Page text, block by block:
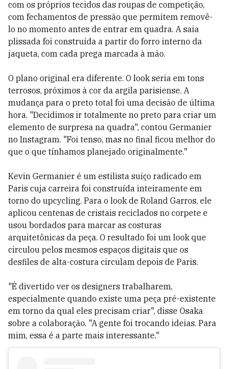
com os próprios tecidos das roupas de competição,
com fechamentos de pressão que permitem removê-
lo no momento antes de entrar em quadra. A saia
plissada foi construída a partir do forro interno da
jaqueta, com cada prega marcada à mão.
O plano original era diferente. O look seria em tons
terrosos, próximos à cor da argila parisiense. A
mudança para o preto total foi uma decisão de última
hora. "Decidimos ir totalmente no preto para criar um
elemento de surpresa na quadra", contou Germanier
no Instagram. "Foi tenso, mas no final ficou melhor do
que o que tínhamos planejado originalmente."
Kevin Germanier é um estilista suíço radicado em
Paris cuja carreira foi construída inteiramente em
torno do upcycling. Para o look de Roland Garros, ele
aplicou centenas de cristais reciclados no corpete e
usou bordados para marcar as costuras
arquitetônicas da peça. O resultado foi um look que
circulou pelos mesmos espaços digitais que os
desfiles de alta-costura circulam depois de Paris.
"É divertido ver os designers trabalharem,
especialmente quando existe uma peça pré-existente
em torno da qual eles precisam criar", disse Osaka
sobre a colaboração. "A gente foi trocando ideias. Para
mim, essa é a parte mais interessante."